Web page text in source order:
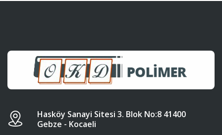
Hasköy Sanayi Sitesi 3. Blok No:8 41400
Gebze - Kocaeli